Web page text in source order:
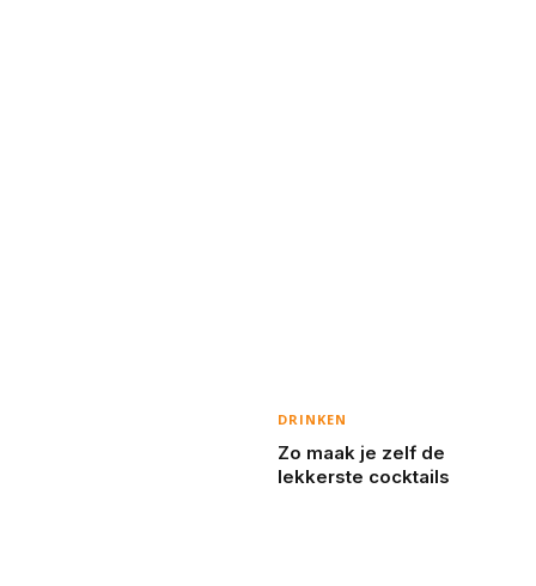
DRINKEN
Zo maak je zelf de
lekkerste cocktails